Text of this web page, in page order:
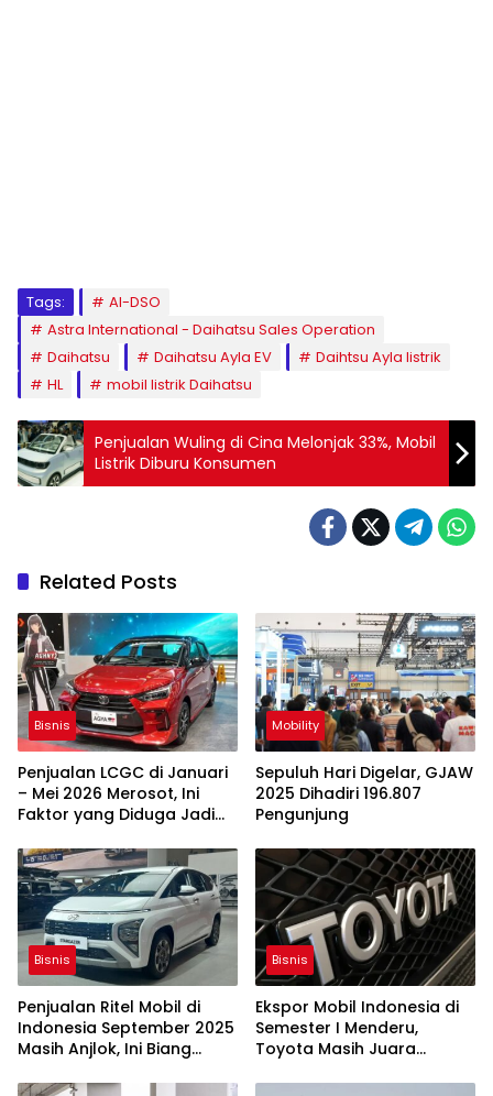
Tags:
AI-DSO
Astra International - Daihatsu Sales Operation
Daihatsu
Daihatsu Ayla EV
Daihtsu Ayla listrik
HL
mobil listrik Daihatsu
Penjualan Wuling di Cina Melonjak 33%, Mobil
Listrik Diburu Konsumen
Related Posts
Bisnis
Penjualan LCGC di Januari
– Mei 2026 Merosot, Ini
Faktor yang Diduga Jadi
Mobility
Sepuluh Hari Digelar, GJAW
2025 Dihadiri 196.807
Pengunjung
Bisnis
Penjualan Ritel Mobil di
Indonesia September 2025
Masih Anjlok, Ini Biang
Bisnis
Ekspor Mobil Indonesia di
Semester I Menderu,
Toyota Masih Juara